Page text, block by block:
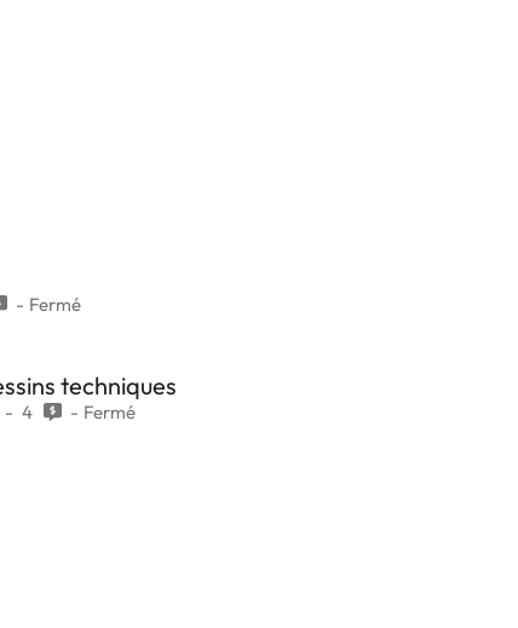
Fermé
techniques
4 Fermé